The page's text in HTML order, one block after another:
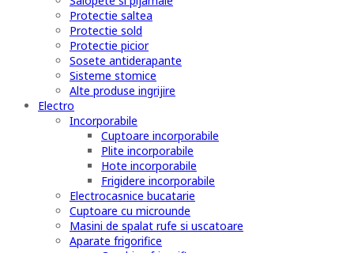
Protectie saltea
Protectie sold
Protectie picior
Sosete antiderapante
Sisteme stomice
Alte produse ingrijire
Electro
Incorporabile
Cuptoare incorporabile
Plite incorporabile
Hote incorporabile
Frigidere incorporabile
Electrocasnice bucatarie
Cuptoare cu microunde
Masini de spalat rufe si uscatoare
Aparate frigorifice